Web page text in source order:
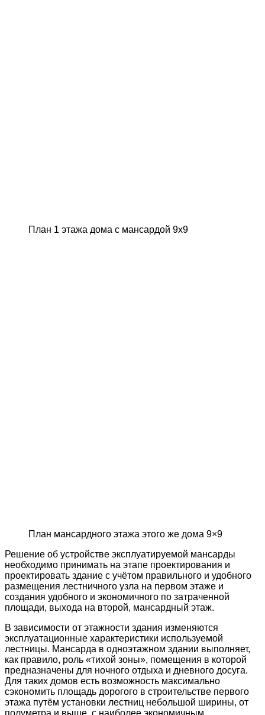
План 1 этажа дома с мансардой 9х9
План мансардного этажа этого же дома 9×9
Решение об устройстве эксплуатируемой мансарды
необходимо принимать на этапе проектирования и
проектировать здание с учётом правильного и удобного
размещения лестничного узла на первом этаже и
создания удобного и экономичного по затраченной
площади, выхода на второй, мансардный этаж.
В зависимости от этажности здания изменяются
эксплуатационные характеристики используемой
лестницы. Мансарда в одноэтажном здании выполняет,
как правило, роль «тихой зоны», помещения в которой
предназначены для ночного отдыха и дневного досуга.
Для таких домов есть возможность максимально
сэкономить площадь дорогого в строительстве первого
этажа путём установки лестниц небольшой ширины, от
полуметра и выше, с наиболее экономичным